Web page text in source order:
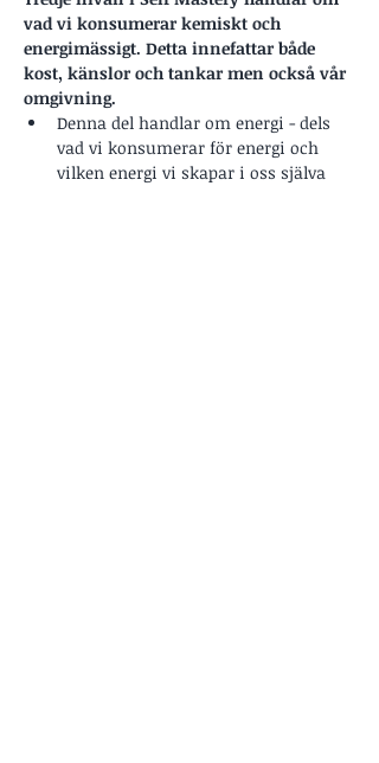
vad vi konsumerar kemiskt och
energimässigt. Detta innefattar både
kost, känslor och tankar men också vår
omgivning.
Denna del handlar om energi - dels
vad vi konsumerar för energi och
vilken energi vi skapar i oss själva